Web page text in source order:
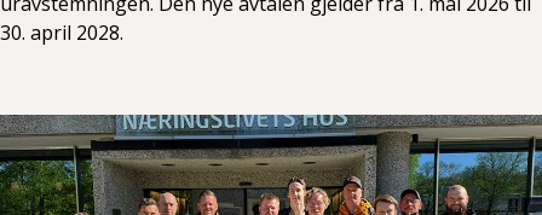
30. april 2028.